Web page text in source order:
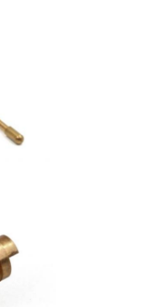
Fe-Ni-Co, 4J29,
12L15
SUS304, SUS316
पीईके एबीएस नायलॉन टेफ्लॉन
क्रोम प्लेटिंग,
गेज, थ्रेड गेज, हाइट गेज,
एलिमेंट, प्रोजेक्टर, त्रि-